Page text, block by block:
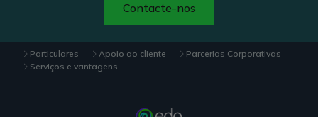
Contacte-nos
Particulares Apoio ao cliente
Parcerias Corporativas
Serviços e vantagens